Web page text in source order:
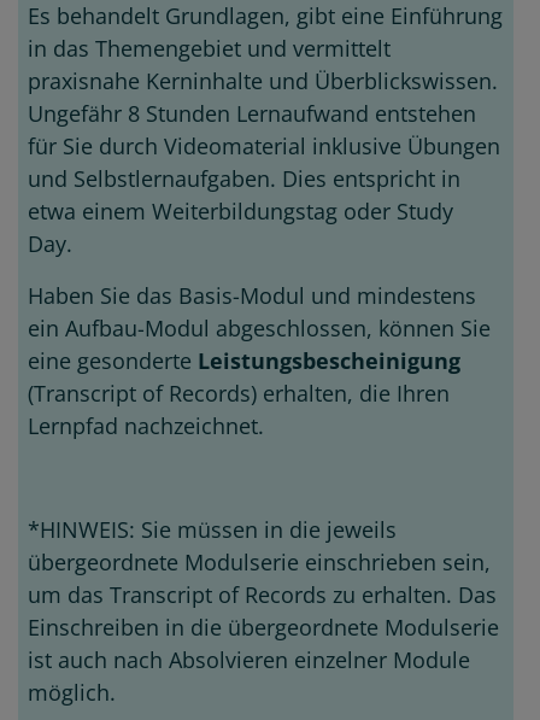
Es behandelt Grundlagen, gibt eine Einführung
in das Themengebiet und vermittelt
praxisnahe Kerninhalte und Überblickswissen.
Ungefähr 8 Stunden Lernaufwand entstehen
für Sie durch Videomaterial inklusive Übungen
und Selbstlernaufgaben. Dies entspricht in
etwa einem Weiterbildungstag oder Study
Day.
Haben Sie das Basis-Modul und mindestens
ein Aufbau-Modul abgeschlossen, können Sie
eine gesonderte Leistungsbescheinigung
(Transcript of Records) erhalten, die Ihren
Lernpfad nachzeichnet.
*HINWEIS: Sie müssen in die jeweils
übergeordnete Modulserie einschrieben sein,
um das Transcript of Records zu erhalten. Das
Einschreiben in die übergeordnete Modulserie
ist auch nach Absolvieren einzelner Module
möglich.